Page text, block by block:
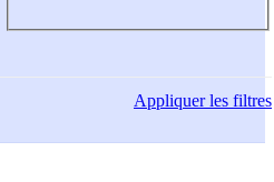
Appliquerles filtres